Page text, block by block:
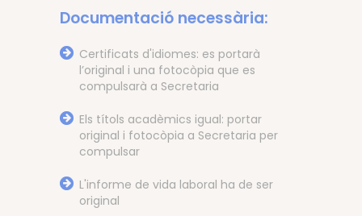
Documentació necessària:
Certificats d'idiomes: es portarà
l’original i una fotocòpia que es
compulsarà a Secretaria
Els títols acadèmics igual: portar
original i fotocòpia a Secretaria per
compulsar
L'informe de vida laboral ha de ser
original